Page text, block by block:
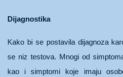
Dijagnostika
Kako bi se postavila dijagnoza
se niz testova. Mnogi od
kao i simptomi koje imaju